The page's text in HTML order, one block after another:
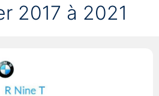
2017 à 2021